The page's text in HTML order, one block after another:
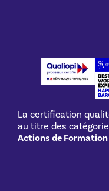
La certification
au titre des
Actions de